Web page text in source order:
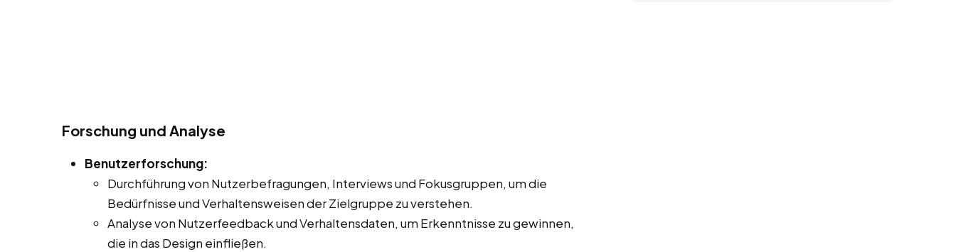
Forschung und Analyse
Benutzerforschung:
Durchführung von Nutzerbefragungen, Interviews und Fokusgruppen, um die
Bedürfnisse und Verhaltensweisen der Zielgruppe zu verstehen.
Analyse von Nutzerfeedback und Verhaltensdaten, um Erkenntnisse zu gewinnen,
die in das Design einfließen.